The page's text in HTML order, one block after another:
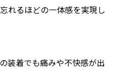
れるほどの一体感を実現し
装着でも痛みや不快感が出